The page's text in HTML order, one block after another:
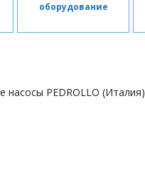
оборудование
насосы PEDROLLO (Италия)